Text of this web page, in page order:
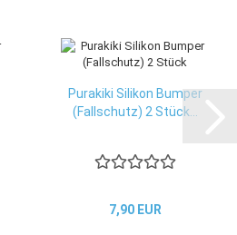
Purakiki Silikon Bumper
(Fallschutz) 2 Stück...
7,90 EUR